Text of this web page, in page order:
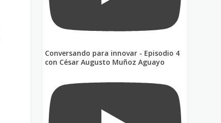
Conversando para innovar - Episodio 4
con César Augusto Muñoz Aguayo